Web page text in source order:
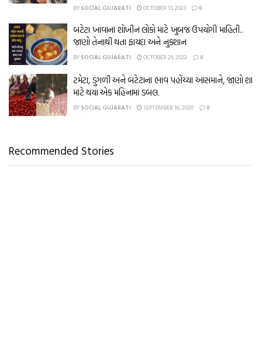
BY SOCIAL GUJARATI OCTOBER 13, 2023 0
બટેટા ખાવાના શોખીન લોકો માટે ખુબજ ઉપયોગી માહિતી..
જાણો તેનાથી થતા ફાયદા અને નુકશાન
BY SOCIAL GUJARATI OCTOBER 29, 2022 0
ટમેટા, ડુંગળી અને બટેટાના ભાવ પહોંચ્યા આસમાને, જાણો શા
માટે થયા એક મહિનામાં ડબલ.
BY SOCIAL GUJARATI SEPTEMBER 16, 2020 0
Recommended Stories